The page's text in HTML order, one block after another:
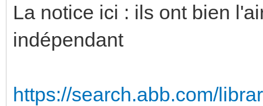
La notice ici : ils ont bien
indépendant
https://search.abb.com/